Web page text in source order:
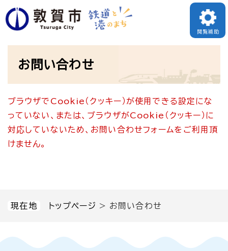
ペ
ー
す
メニューを飛ばして本文へ
閲覧補助
現在地 トップページ > お問い合わせ
お問い合わせ
ブラウザでCookie（クッキー）が使用できる設定にな
っていない、または、ブラウザがCookie（クッキー）に
対応していないため、お問い合わせフォームをご利用頂
けません。